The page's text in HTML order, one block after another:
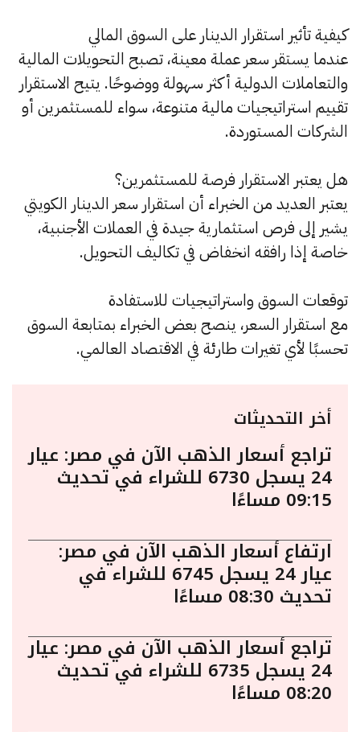
كيفية تأثير استقرار الدينار على السوق المالي
عندما يستقر سعر عملة معينة، تصبح التحويلات المالية
والتعاملات الدولية أكثر سهولة ووضوحًا. يتيح الاستقرار
تقييم استراتيجيات مالية متنوعة، سواء للمستثمرين أو
الشركات المستوردة.
هل يعتبر الاستقرار فرصة للمستثمرين؟
يعتبر العديد من الخبراء أن استقرار سعر الدينار الكويتي
يشير إلى فرص استثمارية جيدة في العملات الأجنبية،
خاصة إذا رافقه انخفاض في تكاليف التحويل.
توقعات السوق واستراتيجيات للاستفادة
مع استقرار السعر، ينصح بعض الخبراء بمتابعة السوق
تحسبًا لأي تغيرات طارئة في الاقتصاد العالمي.
أخر التحديثات
تراجع أسعار الذهب الآن في مصر: عيار
24 يسجل 6730 للشراء في تحديث
09:15 مساءًا
ارتفاع أسعار الذهب الآن في مصر:
عيار 24 يسجل 6745 للشراء في
تحديث 08:30 مساءًا
تراجع أسعار الذهب الآن في مصر: عيار
24 يسجل 6735 للشراء في تحديث
08:20 مساءًا